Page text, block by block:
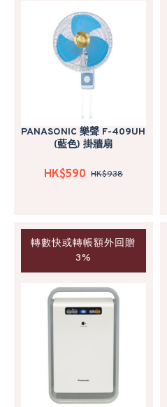
PANASONIC 樂聲 F-409UH
(藍色) 掛牆扇
HK$590 HK$938
轉數快或轉帳額外回贈
3%